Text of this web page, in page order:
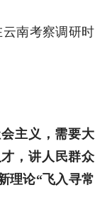
云南考察调研时
主义，需要大
，讲人民群众
理论“飞入寻常